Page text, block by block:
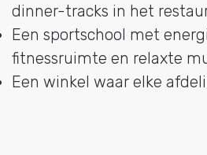
dinner-tracks in het
Een sportschool met
fitnessruimte en relaxte
Een winkel waar elke